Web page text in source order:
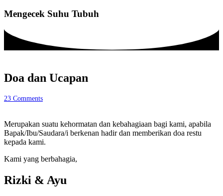
Mengecek Suhu Tubuh
Doa dan Ucapan
23 Comments
Merupakan suatu kehormatan dan kebahagiaan bagi kami, apabila
Bapak/Ibu/Saudara/i berkenan hadir dan memberikan doa restu
kepada kami.
Kami yang berbahagia,
Rizki & Ayu